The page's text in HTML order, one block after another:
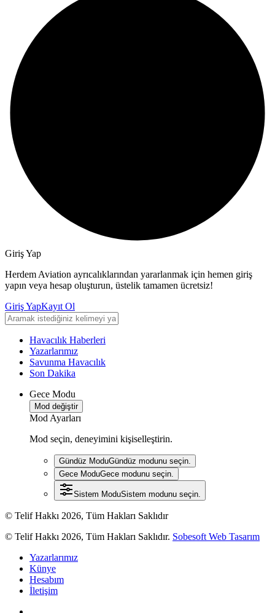
Giriş Yap
Herdem Aviation ayrıcalıklarından yararlanmak için hemen giriş
yapın veya hesap oluşturun, üstelik tamamen ücretsiz!
Giriş YapKayıt Ol
Havacılık Haberleri
Yazarlarımız
Savunma Havacılık
Son Dakika
Gece Modu
Mod değiştir
Mod Ayarları
Mod seçin, deneyimini kişiselleştirin.
Gündüz ModuGündüz modunu seçin.
Gece ModuGece modunu seçin.
Sistem ModuSistem modunu seçin.
© Telif Hakkı 2026, Tüm Hakları Saklıdır
© Telif Hakkı 2026, Tüm Hakları Saklıdır. Sobesoft Web Tasarım
Yazarlarımız
Künye
Hesabım
İletişim